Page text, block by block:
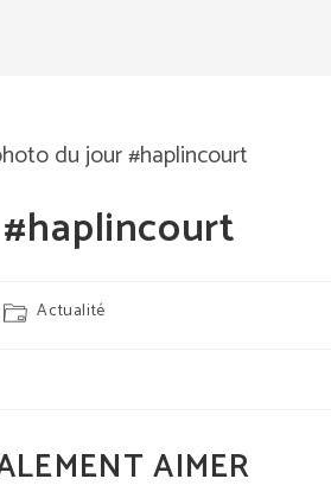
Post Actualité
AIMER